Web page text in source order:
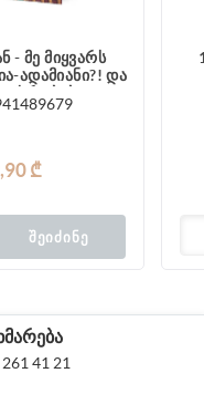
- მე მიყვარს
ადამიანი?! და
₾
ᲨᲔᲘᲫᲘᲜᲔ
41 21